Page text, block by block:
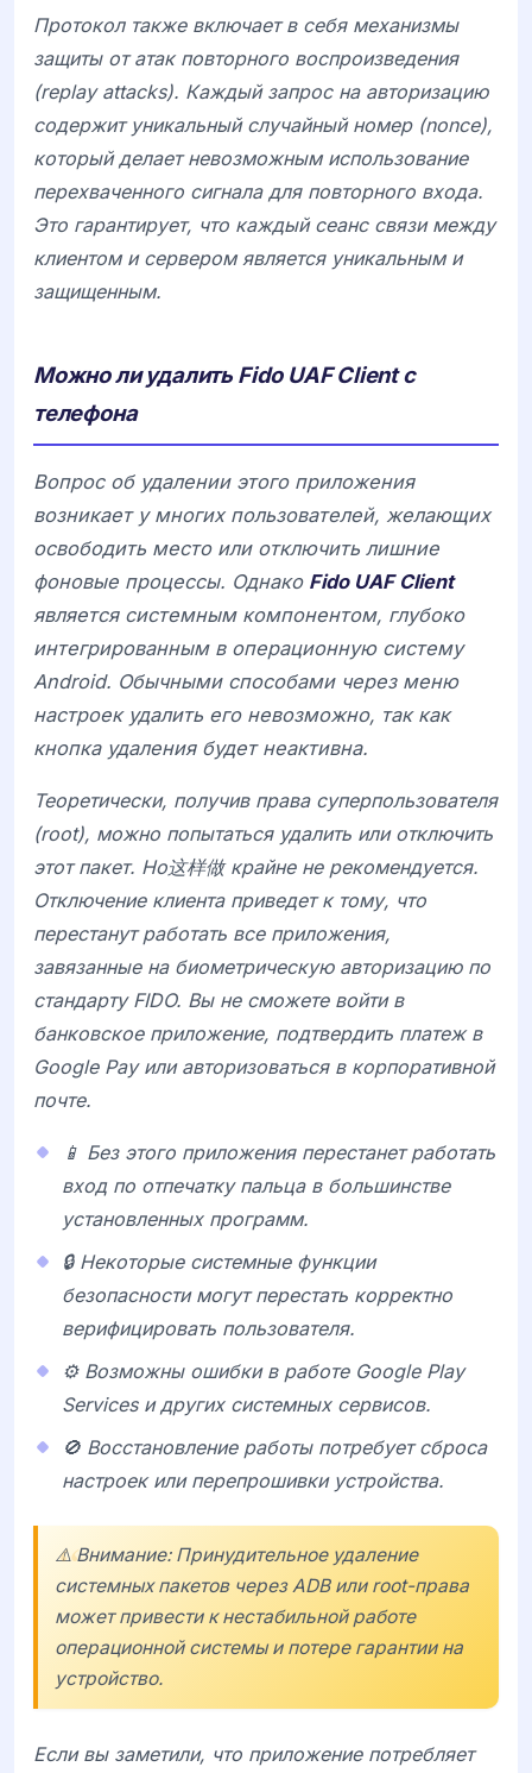
Протокол также включает в себя механизмы
защиты от атак повторного воспроизведения
(replay attacks). Каждый запрос на авторизацию
содержит уникальный случайный номер (nonce),
который делает невозможным использование
перехваченного сигнала для повторного входа.
Это гарантирует, что каждый сеанс связи между
клиентом и сервером является уникальным и
защищенным.
Можно ли удалить Fido UAF Client с
телефона
Вопрос об удалении этого приложения
возникает у многих пользователей, желающих
освободить место или отключить лишние
фоновые процессы. Однако Fido UAF Client
является системным компонентом, глубоко
интегрированным в операционную систему
Android. Обычными способами через меню
настроек удалить его невозможно, так как
кнопка удаления будет неактивна.
Теоретически, получив права суперпользователя
(root), можно попытаться удалить или отключить
этот пакет. Но这样做 крайне не рекомендуется.
Отключение клиента приведет к тому, что
перестанут работать все приложения,
завязанные на биометрическую авторизацию по
стандарту FIDO. Вы не сможете войти в
банковское приложение, подтвердить платеж в
Google Pay или авторизоваться в корпоративной
почте.
📱 Без этого приложения перестанет работать
вход по отпечатку пальца в большинстве
установленных программ.
🔒 Некоторые системные функции
безопасности могут перестать корректно
верифицировать пользователя.
⚙️ Возможны ошибки в работе Google Play
Services и других системных сервисов.
🚫 Восстановление работы потребует сброса
настроек или перепрошивки устройства.
⚠️ Внимание: Принудительное удаление
системных пакетов через ADB или root-права
может привести к нестабильной работе
операционной системы и потере гарантии на
устройство.
Если вы заметили, что приложение потребляет